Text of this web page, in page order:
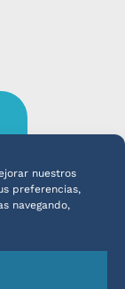
nuestros
preferencias,
navegando,